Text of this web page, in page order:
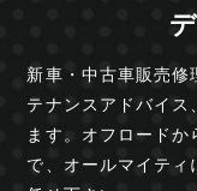
新車・中古車販売修
テナンスアドバイ
ます。オフロードか
で、オールマイティ